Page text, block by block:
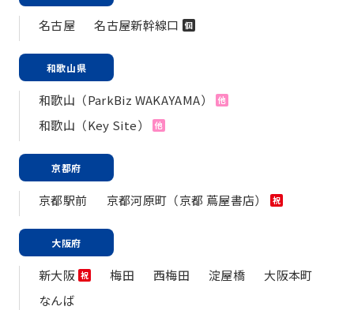
名古屋 名古屋新幹線口 個
和歌山県
和歌山（ParkBiz WAKAYAMA） 他
和歌山（Key Site） 他
京都府
京都駅前 京都河原町（京都 蔦屋書店） 祝
大阪府
新大阪 祝 梅田 西梅田 淀屋橋
大阪本町
なんば